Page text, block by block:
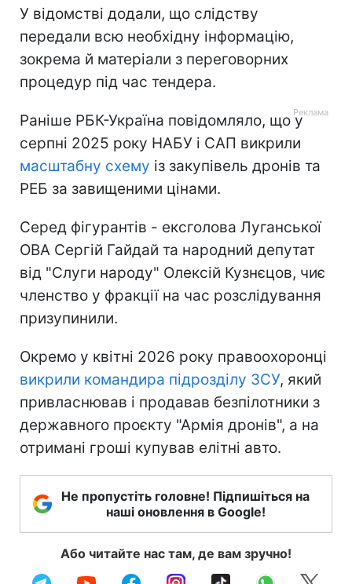
У відомстві додали, що слідству
передали всю необхідну інформацію,
зокрема й матеріали з переговорних
процедур під час тендера.
Раніше РБК-Україна повідомляло, що у
серпні 2025 року НАБУ і САП викрили
масштабну схему із закупівель дронів та
РЕБ за завищеними цінами.
Серед фігурантів - ексголова Луганської
ОВА Сергій Гайдай та народний депутат
від "Слуги народу" Олексій Кузнєцов, чиє
членство у фракції на час розслідування
призупинили.
Окремо у квітні 2026 року правоохоронці
викрили командира підрозділу ЗСУ, який
привласнював і продавав безпілотники з
державного проєкту "Армія дронів", а на
отримані гроші купував елітні авто.
Не пропустіть головне! Підпишіться на
наші оновлення в Google!
Або читайте нас там, де вам зручно!